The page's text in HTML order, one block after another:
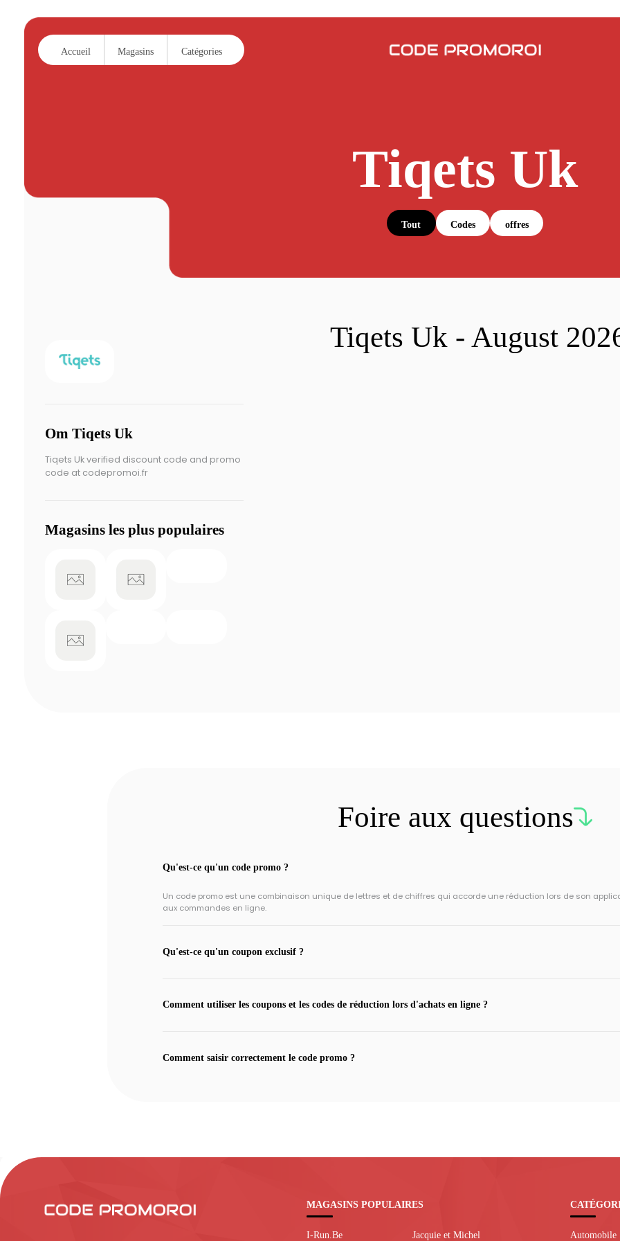
Accueil Magasins Catégories
Tiqets Uk
Tout Codes offres
Tiqets Uk - August
Om Tiqets Uk
Tiqets Uk verified discount code and promo
code at codepromoi.fr
Magasins les plus populaires
Foire aux questions
Qu'est-ce qu'un code promo ?
Un code promo est une combinaison unique de lettres et de chiffres qui accorde une réduction lors de son
aux commandes en ligne.
Qu'est-ce qu'un coupon exclusif ?
Comment utiliser les coupons et les codes de réduction lors d'achats en ligne ?
Comment saisir correctement le code promo ?
MAGASINS POPULAIRES
I-Run.Be Jacquie et Michel Automobile